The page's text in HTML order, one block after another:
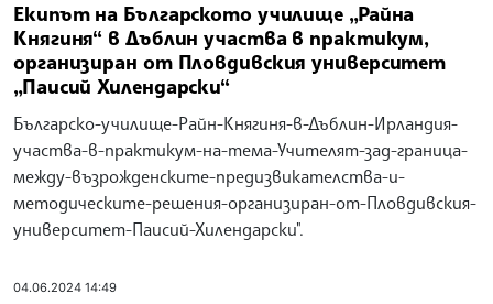
Екипът на Българското училище „Райна
Княгиня“ в Дъблин участва в практикум,
организиран от Пловдивския университет
„Паисий Хилендарски“
Българско-училище-Райн-Княгиня-в-Дъблин-Ирландия-
участва-в-практикум-на-тема-Учителят-зад-граница-
между-възрожденските-предизвикателства-и-
методическите-решения-организиран-от-Пловдивския-
университет-Паисий-Хилендарски".
04.06.2024 14:49